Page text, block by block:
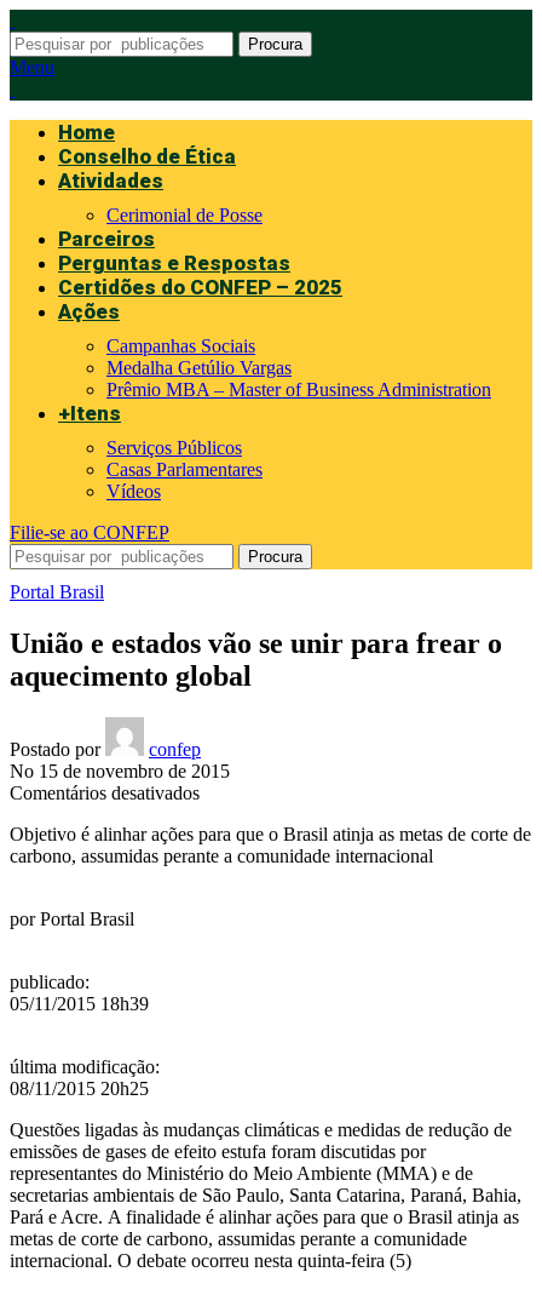
Procura
Menu
Home
Conselho de Ética
Atividades
Cerimonial de Posse
Parceiros
Perguntas e Respostas
Certidões do CONFEP – 2025
Ações
Campanhas Sociais
Medalha Getúlio Vargas
Prêmio MBA – Master of Business Administration
+Itens
Serviços Públicos
Casas Parlamentares
Vídeos
Filie-se ao CONFEP
Procura
Portal Brasil
União e estados vão se unir para frear o
aquecimento global
Postado por
confep
No 15 de novembro de 2015
Comentários desativadosem
e
estados
Objetivo é alinhar ações para que o Brasil atinja as metas de corte de
carbono, assumidas perante a comunidade internacional
porPortal Brasil
publicado:
05/11/2015 18h39
última modificação:
08/11/2015 20h25
Questões ligadas às mudanças climáticas e medidas de redução de
emissões de gases de efeito estufa foram discutidas por
representantes do Ministério do Meio Ambiente (MMA) e de
secretarias ambientais de São Paulo, Santa Catarina, Paraná, Bahia,
Pará e Acre. A finalidade é alinhar ações para que o Brasil atinja as
metas de corte de carbono, assumidas perante a comunidade
internacional. O debate ocorreu nesta quinta-feira (5)